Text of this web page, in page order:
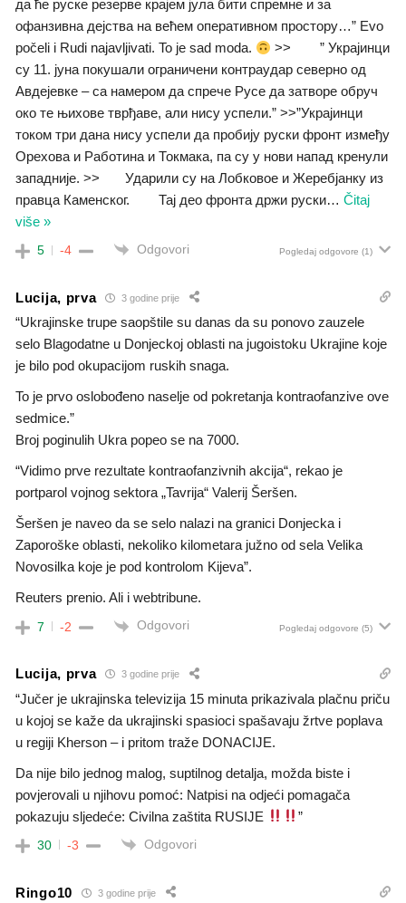
да ће руске резерве крајем јула бити спремне и за
офанзивна дејства на већем оперативном простору…” Evo
počeli i Rudi najavljivati. To je sad moda.
>> ” Украјинци
су 11. јуна покушали ограничени контраудар северно од
Авдејевке – са намером да спрече Русе да затворе обруч
око те њихове тврђаве, али нису успели.” >>”Украјинци
током три дана нису успели да пробију руски фронт између
Орехова и Работина и Токмака, па су у нови напад кренули
западније. >> Ударили су на Лобковое и Жеребјанку из
правца Каменског. Тај део фронта држи руски… Čitaj
više »
5 -4 Odgovori Pogledaj odgovore (1)
Lucija, prva 3 godine prije
“Ukrajinske trupe saopštile su danas da su ponovo zauzele
selo Blagodatne u Donjeckoj oblasti na jugoistoku Ukrajine koje
je bilo pod okupacijom ruskih snaga.
To je prvo oslobođeno naselje od pokretanja kontraofanzive ove
sedmice.”
Broj poginulih Ukra popeo se na 7000.
“Vidimo prve rezultate kontraofanzivnih akcija“, rekao je
portparol vojnog sektora „Tavrija“ Valerij Šeršen.
Šeršen je naveo da se selo nalazi na granici Donjecka i
Zaporoške oblasti, nekoliko kilometara južno od sela Velika
Novosilka koje je pod kontrolom Kijeva”.
Reuters prenio. Ali i webtribune.
7 -2 Odgovori Pogledaj odgovore (5)
Lucija, prva 3 godine prije
“Jučer je ukrajinska televizija 15 minuta prikazivala plačnu priču
u kojoj se kaže da ukrajinski spasioci spašavaju žrtve poplava
u regiji Kherson – i pritom traže DONACIJE.
Da nije bilo jednog malog, suptilnog detalja, možda biste i
povjerovali u njihovu pomoć: Natpisi na odjeći pomagača
pokazuju sljedeće: Civilna zaštita RUSIJE
”
30 -3 Odgovori
Ringo10 3 godine prije